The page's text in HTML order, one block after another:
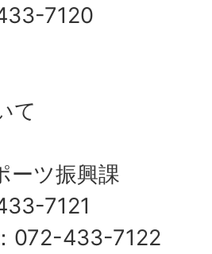
7120
て
ツ振興課
7121
072-433-7122